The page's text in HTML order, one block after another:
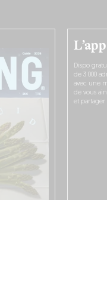
Dispo
de 3 000
avec une
de vous
et partager